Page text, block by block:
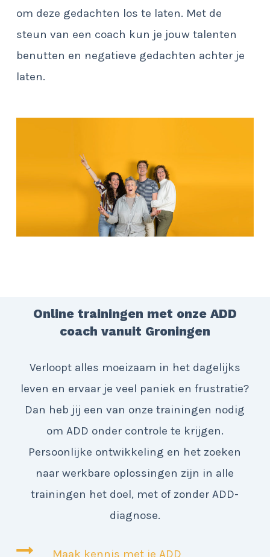
om deze gedachten los te laten. Met de
steun van een coach kun je jouw talenten
benutten en negatieve gedachten achter je
laten.
Online trainingen met onze ADD
coach vanuit Groningen
Verloopt alles moeizaam in het dagelijks
leven en ervaar je veel paniek en frustratie?
Dan heb jij een van onze trainingen nodig
om ADD onder controle te krijgen.
Persoonlijke ontwikkeling en het zoeken
naar werkbare oplossingen zijn in alle
trainingen het doel, met of zonder ADD-
diagnose.
Maak kennis met je ADD